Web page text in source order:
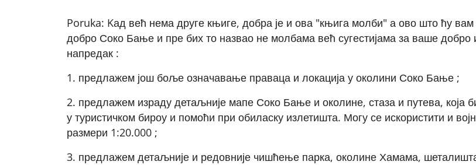
Poruka: Kад већ нема друге књиге, добра је и ова "књига молби" а ово што ћу вам
добро Соко Бање и пре бих то назвао не молбама већ сугестијама за ваше
напредак :
1. предлажем још боље означавање праваца и локација у околини Соко Бање ;
2. предлажем израду детаљније мапе Соко Бање и околине, стаза и путева, која
у туристичком бироу и помоћи при обиласку излетишта. Могу се искористити и
размери 1:20.000 ;
3. предлажем детаљније и редовније чишћење парка, околине Хамама,